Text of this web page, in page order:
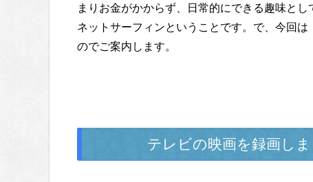
まりお金がかからず、日常的にできる趣味と
ネットサーフィンということです。で、今回
のでご案内します。
テレビの映画を録画しまく